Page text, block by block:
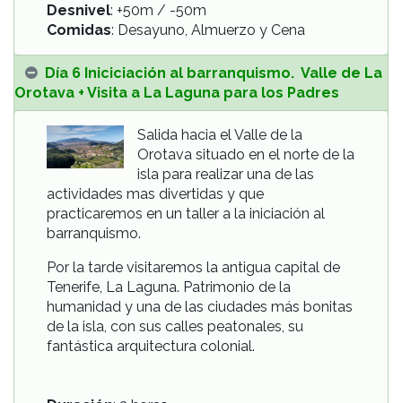
Desnivel: +50m / -50m
Comidas: Desayuno, Almuerzo y Cena
Día 6 Iniciciación al barranquismo. Valle de La
Orotava + Visita a La Laguna para los Padres
Salida hacia el Valle de la
Orotava situado en el norte de la
isla para realizar una de las
actividades mas divertidas y que
practicaremos en un taller a la iniciación al
barranquismo.
Por la tarde visitaremos la antigua capital de
Tenerife, La Laguna. Patrimonio de la
humanidad y una de las ciudades más bonitas
de la isla, con sus calles peatonales, su
fantástica arquitectura colonial.